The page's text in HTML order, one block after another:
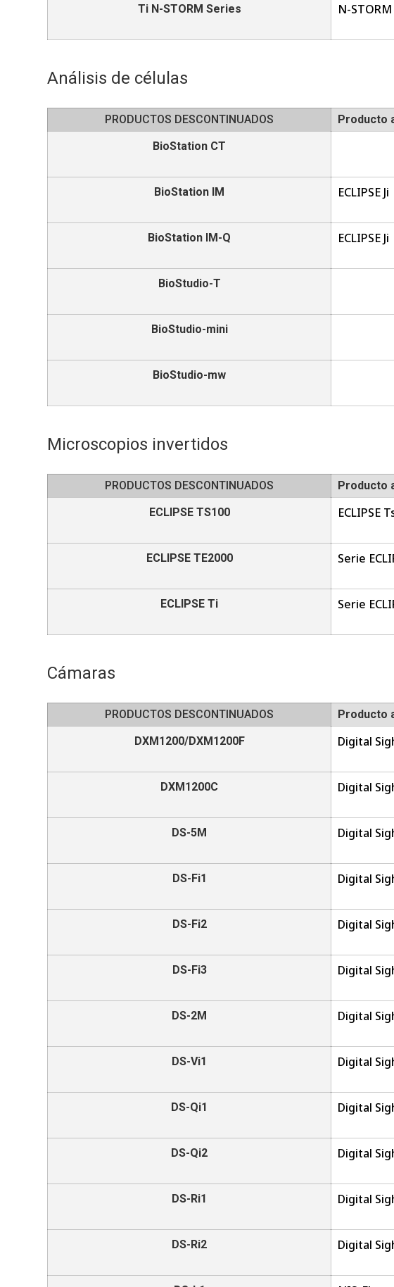
Ti N-STORM Series N-STORM
Análisis de células
PRODUCTOS DESCONTINUADOS Producto
BioStation CT
BioStation IM ECLIPSE Ji
BioStation IM-Q ECLIPSE Ji
BioStudio-T
BioStudio-mini
BioStudio-mw
Microscopios invertidos
PRODUCTOS DESCONTINUADOS Producto
ECLIPSE TS100
ECLIPSE
ECLIPSE TE2000 Serie
ECLIPSE Ti Serie
Cámaras
PRODUCTOS DESCONTINUADOS Producto
DXM1200/DXM1200F
Digital
DXM1200C Digital
DS-5M Digital
DS-Fi1 Digital
DS-Fi2 Digital
DS-Fi3 Digital
DS-2M Digital
DS-Vi1 Digital
DS-Qi1 Digital
DS-Qi2 Digital
DS-Ri1 Digital
DS-Ri2 Digital